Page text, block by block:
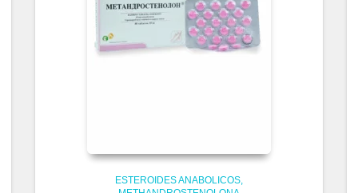
ESTEROIDES ANABOLICOS